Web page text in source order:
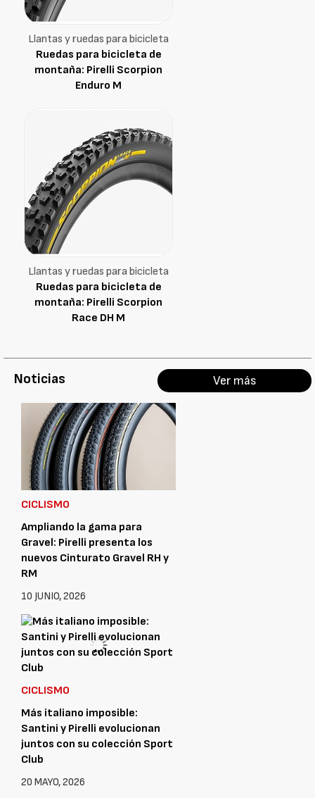
Llantas y ruedas para bicicleta
Ruedas para bicicleta de
montaña: Pirelli Scorpion
Enduro M
Llantas y ruedas para bicicleta
Ruedas para bicicleta de
montaña: Pirelli Scorpion
Race DH M
Noticias Ver más
CICLISMO
Ampliando la gama para
Gravel: Pirelli presenta los
nuevos Cinturato Gravel RH y
RM
10 JUNIO, 2026
CICLISMO
Más italiano imposible:
Santini y Pirelli evolucionan
juntos con su colección Sport
Club
20 MAYO, 2026